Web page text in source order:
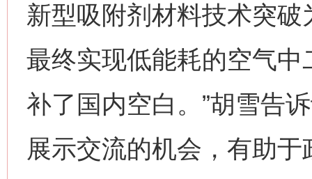
新型吸附剂材料技术突
最终实现低能耗的空气
补了国内空白。”胡雪告
展示交流的机会，有助